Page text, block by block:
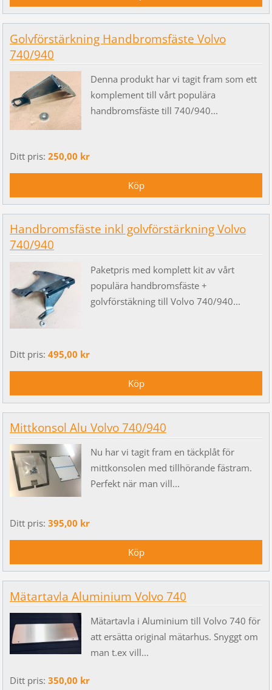
Golvförstärkning Handbromsfäste Volvo
740/940
Denna produkt har vi tagit fram som ett
komplement till vårt populära
handbromsfäste till 740/940...
Ditt pris: 250,00 kr
Handbromsfäste inkl golvförstärkning Volvo
740/940
Paketpris med komplett kit av vårt
populära handbromsfäste +
golvförstäkning till Volvo 740/940...
Ditt pris: 495,00 kr
Mittkonsol Alu Volvo 740/940
Nu har vi tagit fram en täckplåt för
mittkonsolen med tillhörande fästram.
Perfekt när man vill...
Ditt pris: 395,00 kr
Mätartavla Aluminium Volvo 740
Mätartavla i Aluminium till Volvo 740 för
att ersätta original mätarhus. Snyggt om
man t.ex vill...
Ditt pris: 350,00 kr